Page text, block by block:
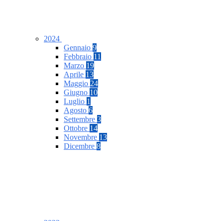
2024
Gennaio 9
Febbraio 11
Marzo 19
Aprile 13
Maggio 24
Giugno 10
Luglio 1
Agosto 6
Settembre 3
Ottobre 14
Novembre 13
Dicembre 8